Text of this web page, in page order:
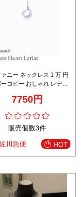
ニー ネックレス 1 万 円
コピー おしゃれ レディ
7750円
販売個数3件
川急便 HOT